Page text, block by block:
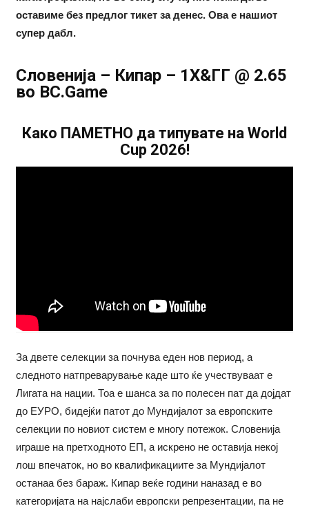
оставиме без предлог тикет за денес. Ова е нашиот
супер дабл.
Словенија – Кипар – 1Х&ГГ @ 2.65
во BC.Game
Како ПАМЕТНО да типувате на World
Cup 2026!
За двете селекции за почнува еден нов период, а
следното натпреварување каде што ќе учествуваат е
Лигата на нации. Тоа е шанса за по полесен пат да дојдат
до ЕУРО, бидејќи патот до Мундијалот за европските
селекции по новиот систем е многу потежок. Словенија
играше на претходното ЕП, а искрено не оставија некој
лош впечаток, но во квалификациите за Мундијалот
останаа без бараж. Кипар веќе години наназад е во
категоријата на најслаби европски репрезентации, па не